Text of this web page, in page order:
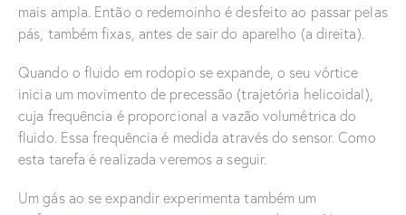
mais ampla. Então o redemoinho é desfeito ao passar pelas
pás, também fixas, antes de sair do aparelho (a direita).
Quando o fluido em rodopio se expande, o seu vórtice
inicia um movimento de precessão (trajetória helicoidal),
cuja frequência é proporcional a vazão volumétrica do
fluido. Essa frequência é medida através do sensor. Como
esta tarefa é realizada veremos a seguir.
Um gás ao se expandir experimenta também um